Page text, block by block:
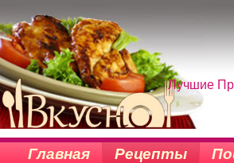
Лучшие
Главная Рецепты